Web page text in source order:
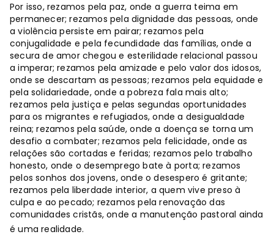
Por isso, rezamos pela paz, onde a guerra teima em
permanecer; rezamos pela dignidade das pessoas, onde
a violência persiste em pairar; rezamos pela
conjugalidade e pela fecundidade das famílias, onde a
secura de amor chegou e esterilidade relacional passou
a imperar; rezamos pela amizade e pelo valor dos idosos,
onde se descartam as pessoas; rezamos pela equidade e
pela solidariedade, onde a pobreza fala mais alto;
rezamos pela justiça e pelas segundas oportunidades
para os migrantes e refugiados, onde a desigualdade
reina; rezamos pela saúde, onde a doença se torna um
desafio a combater; rezamos pela felicidade, onde as
relações são cortadas e feridas; rezamos pelo trabalho
honesto, onde o desemprego bate à porta; rezamos
pelos sonhos dos jovens, onde o desespero é gritante;
rezamos pela liberdade interior, a quem vive preso à
culpa e ao pecado; rezamos pela renovação das
comunidades cristãs, onde a manutenção pastoral ainda
é uma realidade.